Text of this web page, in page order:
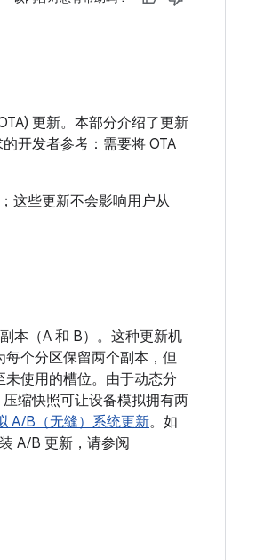
更新。本部分介绍了更新
开发者参考：需要将 OTA
这些更新不会影响用户从
本（A 和 B）。这种更新机
个分区保留两个副本，但
使用的槽位。由于动态分
缩快照可让设备模拟拥有两
A/B（无缝）系统更新。如
A/B 更新，请参阅